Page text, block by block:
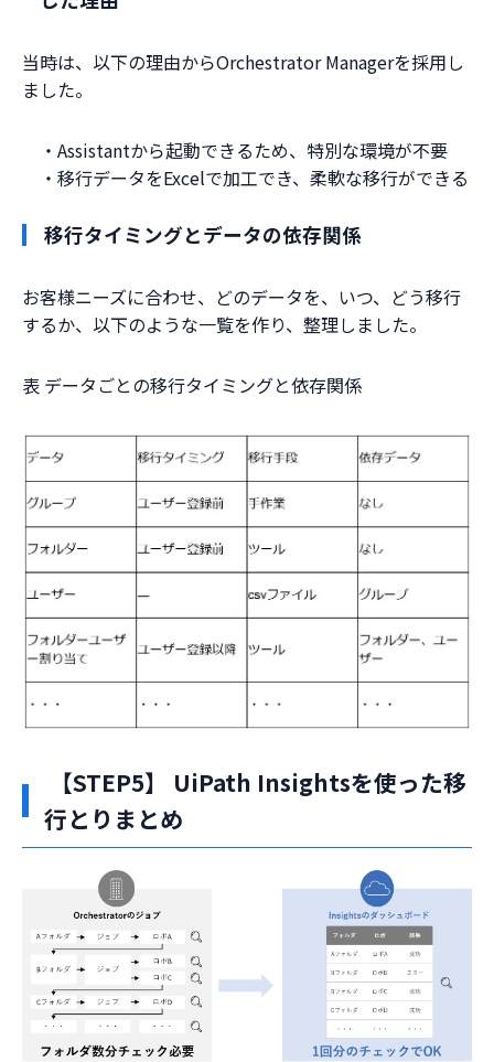
当時は、以下の理由からOrchestrator Managerを採用し
ました。
・Assistantから起動できるため、特別な環境が不要
・移行データをExcelで加工でき、柔軟な移行ができる
移行タイミングとデータの依存関係
お客様ニーズに合わせ、どのデータを、いつ、どう移行
するか、以下のような一覧を作り、整理しました。
表 データごとの移行タイミングと依存関係
【STEP5】 UiPath Insightsを使った移
行とりまとめ